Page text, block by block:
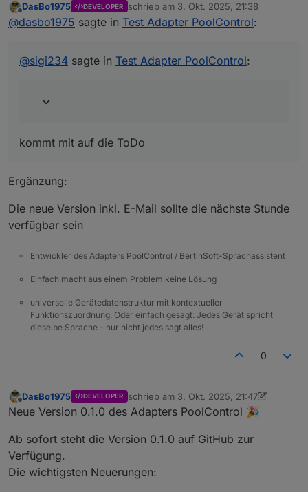
@dasbo1975
mit einbauen wenn möglich konfigurierbar.
Offline
DasBo1975 DEVELOPER schrieb am 3. Okt. 2025, 21:38
zuletzt editiert von
@dasbo1975 sagte in Test Adapter PoolControl:
@sigi234 sagte in Test Adapter PoolControl:
kommt mit auf die ToDo
Ergänzung:
Die neue Version inkl. E-Mail sollte die nächste Stunde
verfügbar sein
Entwickler des Adapters PoolControl / BertinSoft-Sprachassistent
Einfach macht aus einem Problem keine Lösung
universelle Gerätedatenstruktur mit kontextueller
Funktionszuordnung. Oder einfach gesagt: Jedes Gerät spricht
dieselbe Sprache - nur nicht jedes sagt alles!
0
Offline
DasBo1975 DEVELOPER schrieb am 3. Okt. 2025, 21:47
zuletzt editiert von DasBo197510. März
Neue Version 0.1.0 des Adapters PoolControl 🎉
Ab sofort steht die Version 0.1.0 auf GitHub zur
Verfügung.
Die wichtigsten Neuerungen: